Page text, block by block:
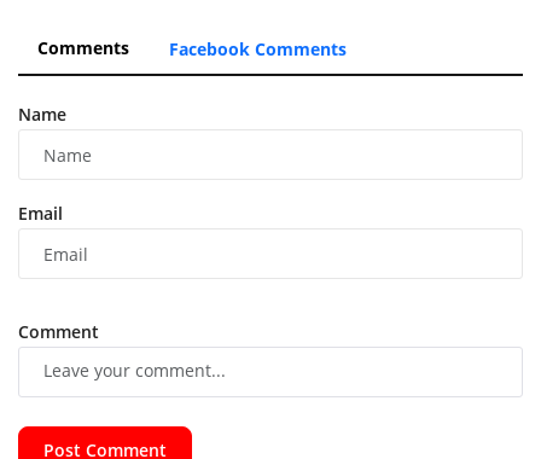
Comments Facebook Comments
Name
Email
Comment
Post Comment